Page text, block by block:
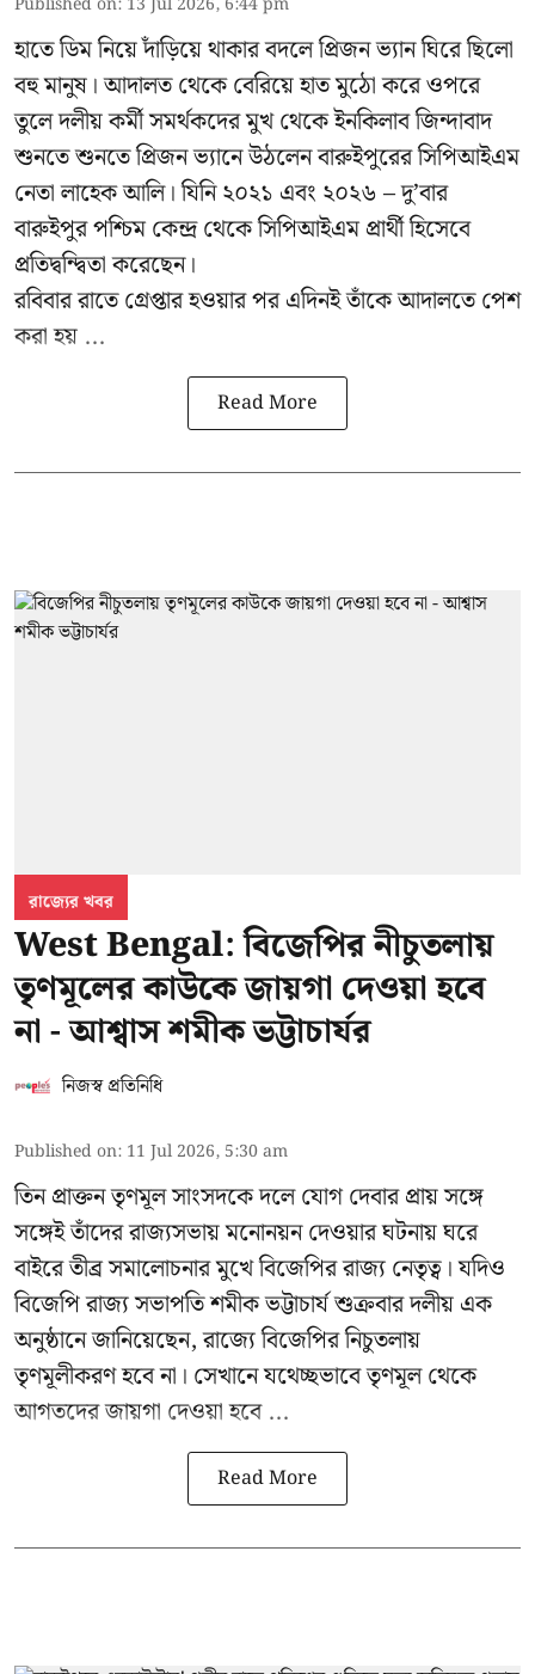
হাতে ডিম নিয়ে দাঁড়িয়ে থাকার বদলে প্রিজন ভ্যান ঘিরে ছিলো
বহু মানুষ। আদালত থেকে বেরিয়ে হাত মুঠো করে ওপরে
তুলে দলীয় কর্মী সমর্থকদের মুখ থেকে ইনকিলাব জিন্দাবাদ
শুনতে শুনতে প্রিজন ভ্যানে উঠলেন বারুইপুরের সিপিআইএম
নেতা লাহেক আলি। যিনি ২০২১ এবং ২০২৬ – দু’বার
বারুইপুর পশ্চিম কেন্দ্র থেকে সিপিআইএম প্রার্থী হিসেবে
প্রতিদ্বন্দ্বিতা করেছেন।
রবিবার রাতে গ্রেপ্তার হওয়ার পর এদিনই তাঁকে আদালতে পেশ
করা হয় ...
Read More
রাজ্যের খবর
West Bengal: বিজেপির নীচুতলায়
তৃণমূলের কাউকে জায়গা দেওয়া হবে
না - আশ্বাস শমীক ভট্টাচার্যর
নিজস্ব প্রতিনিধি
Published on: 11 Jul 2026, 5:30 am
তিন প্রাক্তন তৃণমূল সাংসদকে দলে যোগ দেবার প্রায় সঙ্গে
সঙ্গেই তাঁদের রাজ্যসভায় মনোনয়ন দেওয়ার ঘটনায় ঘরে
বাইরে তীব্র সমালোচনার মুখে বিজেপির রাজ্য নেতৃত্ব। যদিও
বিজেপি রাজ্য সভাপতি শমীক ভট্টাচার্যশুক্রবার দলীয় এক
অনুষ্ঠানে জানিয়েছেন, রাজ্যে বিজেপির নিচুতলায়
তৃণমূলীকরণ হবে না। সেখানে যথেচ্ছভাবে তৃণমূল থেকে
আগতদের জায়গা দেওয়া হবে ...
Read More